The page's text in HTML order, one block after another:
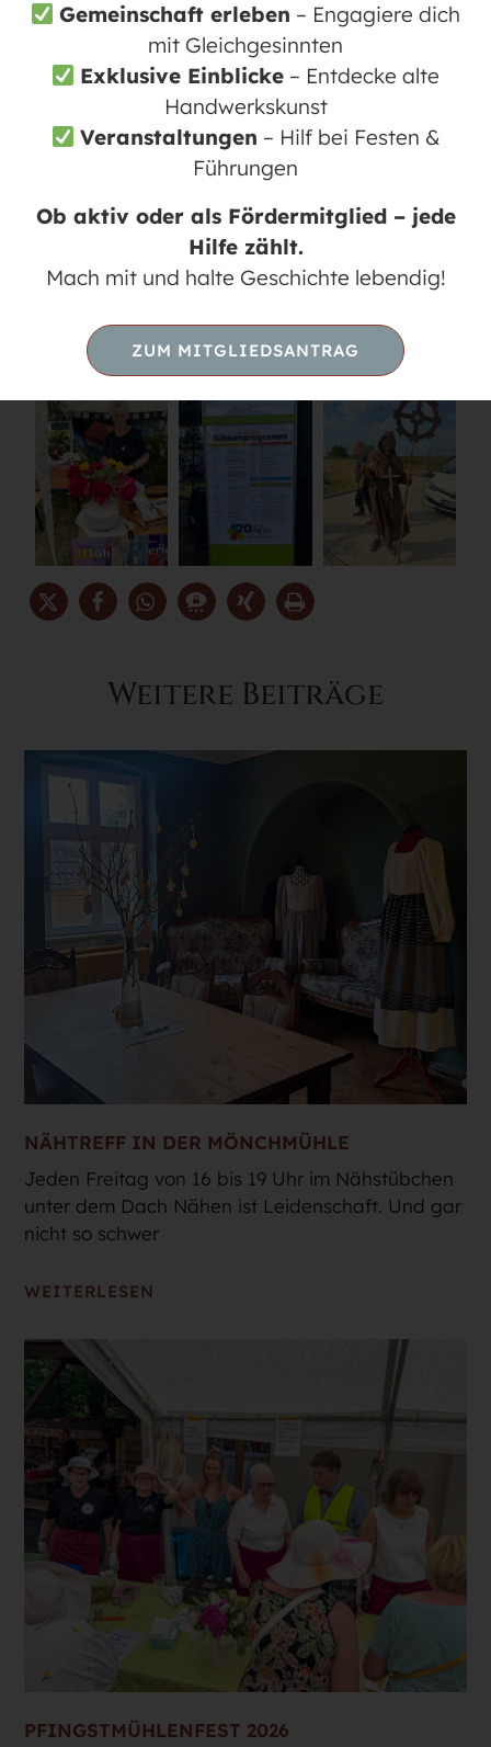
Weitere Beiträge
NÄHTREFF IN DER MÖNCHMÜHLE
Jeden Freitag von 16 bis 19 Uhr im Nähstübchen
unter dem Dach Nähen ist Leidenschaft. Und gar
nicht so schwer
WEITERLESEN
PFINGSTMÜHLENFEST 2026
Gemeinschaft erleben – Engagiere dich
mit Gleichgesinnten
Exklusive Einblicke – Entdecke alte
Handwerkskunst
Veranstaltungen – Hilf bei Festen &
Führungen
Ob aktiv oder als Fördermitglied – jede
Hilfe zählt.
Mach mit und halte Geschichte lebendig!
ZUM MITGLIEDSANTRAG